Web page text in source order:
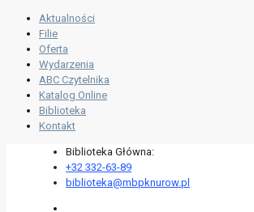
Aktualności
Filie
Oferta
Wydarzenia
ABC Czytelnika
Katalog Online
Biblioteka
Kontakt
Biblioteka Główna:
+32 332-63-89
biblioteka@mbpknurow.pl